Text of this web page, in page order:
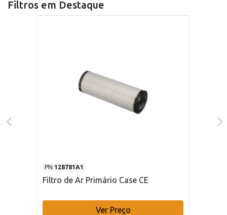
Filtros em Destaque
PN 128781A1
Filtro de Ar Primário Case CE
Ver Preço